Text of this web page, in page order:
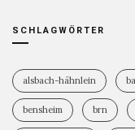
SCHLAGWÖRTER
alsbach-hähnlein
bensheim brn